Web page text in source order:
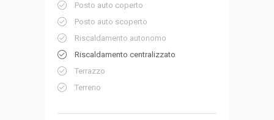
Posto auto coperto
Posto auto scoperto
Riscaldamento autonomo
Riscaldamento centralizzato
Terrazzo
Terreno